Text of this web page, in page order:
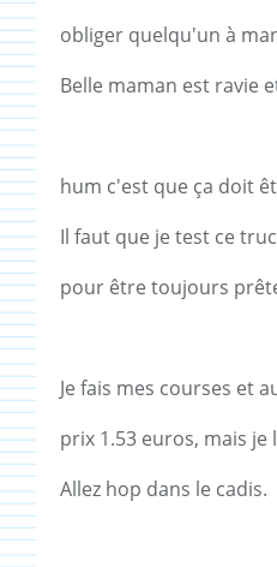
obliger quelqu'un à
Belle maman est ravie
hum c'est que ça doit
Il faut que je test ce
pour être toujours
Je fais mes courses et
prix 1.53 euros, mais je
Allez hop dans le cadis.